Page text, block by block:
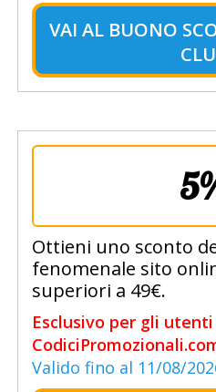
VAI AL BUONO
Ottieni uno sconto
fenomenale sito
superiori a 49€.
Esclusivo per gli
Valido fino al 11/08/